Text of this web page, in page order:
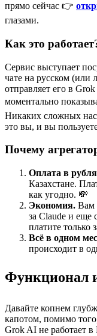
прямо сейчас 👉
глазами.
Как это
Сервис выступает
чате на русском (или
отправляет его в
моментально
Никаких сложных
это вы, и вы
Почему
Оплата в
Казахстане.
как угодно. 💸
Экономия. Вам
за Claude и еще
платите только
Всё в одном
происходит в
Функционал
Давайте копнем
капотом, помимо
Grok AI не работает в